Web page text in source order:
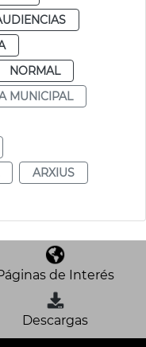
NORMAL
MUNICIPAL
ARXIUS
de Interés
Descargas